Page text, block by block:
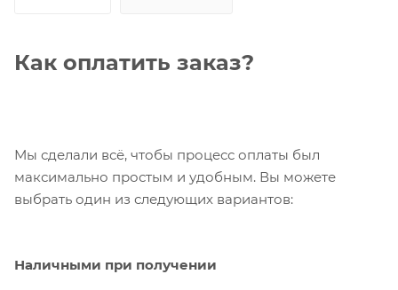
Как оплатить заказ?
Мы сделали всё, чтобы процесс оплаты был
максимально простым и удобным. Вы можете
выбрать один из следующих вариантов:
Наличными при получении